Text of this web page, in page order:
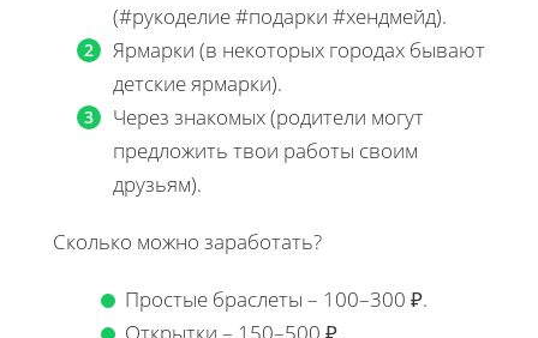
(#рукоделие #подарки #хендмейд).
Ярмарки (в некоторых городах бывают
детские ярмарки).
Через знакомых (родители могут
предложить твои работы своим
друзьям).
Сколько можно заработать?
Простые браслеты – 100–300 ₽.
Открытки – 150–500 ₽.